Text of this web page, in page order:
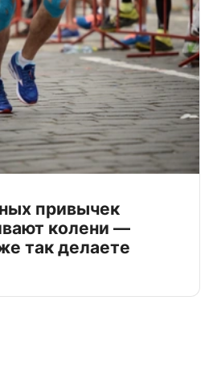
привычек
колени —
так делаете